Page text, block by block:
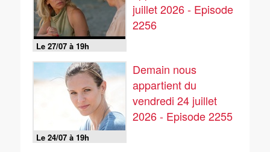
Le 27/07 à 19h
juillet 2026 - Episode
2256
Le 24/07 à 19h
Demain nous
appartient du
vendredi 24 juillet
2026 - Episode 2255